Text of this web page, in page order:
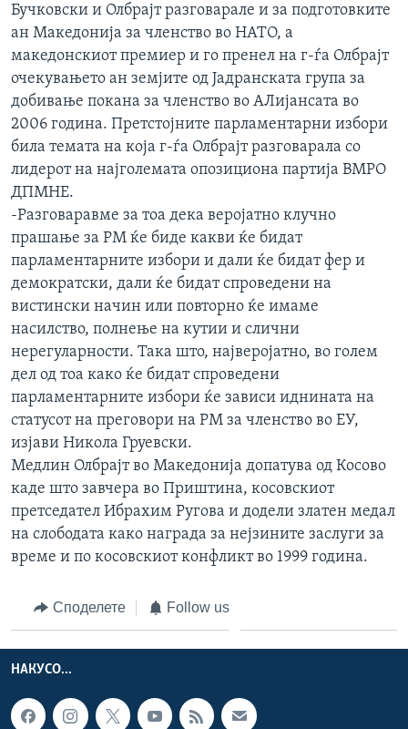
Бучковски и Олбрајт разговарале и за подготовките
ан Македонија за членство во НАТО, а
македонскиот премиер и го пренел на г-ѓа Олбрајт
очекувањето ан земјите од Јадранската група за
добивање покана за членство во АЛијансата во
2006 година. Претстојните парламентарни избори
била темата на која г-ѓа Олбрајт разговарала со
лидерот на најголемата опозициона партија ВМРО
ДПМНЕ.
-Разговаравме за тоа дека веројатно клучно
прашање за РМ ќе биде какви ќе бидат
парламентарните избори и дали ќе бидат фер и
демократски, дали ќе бидат спроведени на
вистински начин или повторно ќе имаме
насилство, полнење на кутии и слични
нерегуларности. Така што, најверојатно, во голем
дел од тоа како ќе бидат спроведени
парламентарните избори ќе зависи иднината на
статусот на преговори на РМ за членство во ЕУ,
изјави Никола Груевски.
Медлин Олбрајт во Македонија допатува од Косово
каде што завчера во Приштина, косовскиот
претседател Ибрахим Ругова и додели златен медал
на слободата како награда за нејзините заслуги за
време и по косовскиот конфликт во 1999 година.
Споделете Follow us
НАКУСО...